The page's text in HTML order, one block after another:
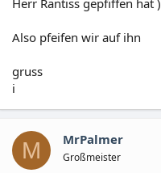
Herr Rantiss gepfiffen hat )
Also pfeifen wir auf ihn
gruss
i
M MrPalmer
Großmeister